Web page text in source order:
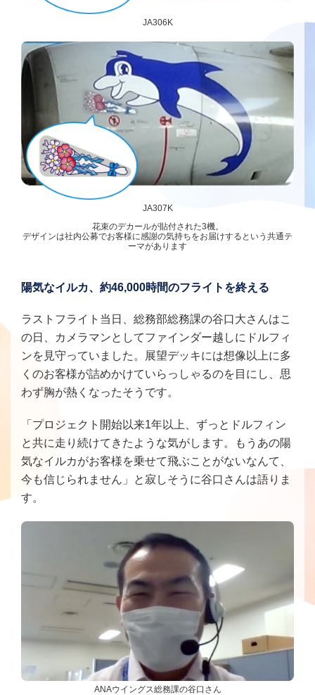
JA306K
JA307K
花束のデカールが貼付された3機。
デザインは社内公募でお客様に感謝の気持ちをお届けするという共通テ
ーマがあります
陽気なイルカ、約46,000時間のフライトを終える
ラストフライト当日、総務部総務課の谷口大さんはこ
の日、カメラマンとしてファインダー越しにドルフィ
ンを見守っていました。展望デッキには想像以上に多
くのお客様が詰めかけていらっしゃるのを目にし、思
わず胸が熱くなったそうです。
「プロジェクト開始以来1年以上、ずっとドルフィン
と共に走り続けてきたような気がします。もうあの陽
気なイルカがお客様を乗せて飛ぶことがないなんて、
今も信じられません」と寂しそうに谷口さんは語りま
す。
ANAウイングス総務課の谷口さん